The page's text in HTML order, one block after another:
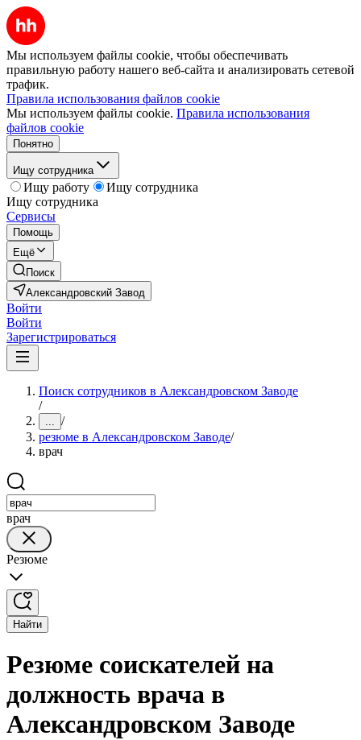
Мы используем файлы cookie, чтобы обеспечивать
правильную работу нашего веб-сайта и анализировать сетевой
трафик.
Правила использования файлов cookie
Мы используем файлы cookie. Правила использования
файлов cookie
Понятно
Ищу сотрудника
Ищу работу
Ищу сотрудника
Ищу сотрудника
Сервисы
Помощь
Ещё
Поиск
Александровский Завод
Войти
Войти
Зарегистрироваться
Поиск сотрудников в Александровском Заводе
/
... /
резюме в Александровском Заводе/
врач
врач
Резюме
Найти
Резюме соискателей на
должность врача в
Александровском Заводе